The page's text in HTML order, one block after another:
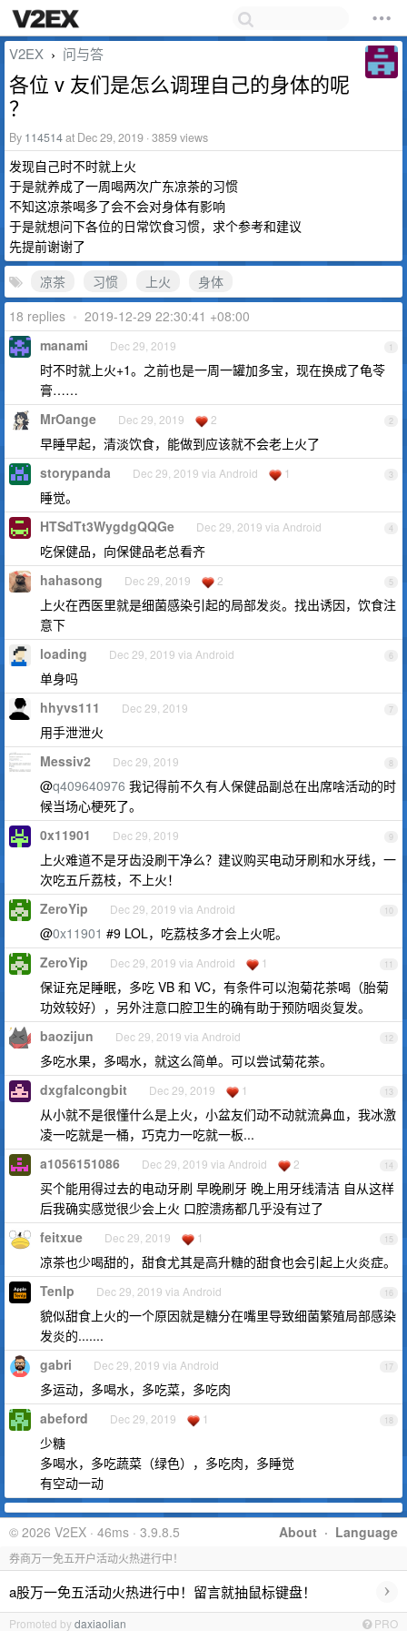
V2EX › 问与答
各位 v 友们是怎么调理自己的身体的呢
？
By 114514at Dec 29, 2019 · 3859 views
发现自己时不时就上火
于是就养成了一周喝两次广东凉茶的习惯
不知这凉茶喝多了会不会对身体有影响
于是就想问下各位的日常饮食习惯，求个参考和建议
先提前谢谢了
凉茶
习惯 上火
身体
18 replies • 2019-12-29 22:30:41 +08:00
1
manami Dec 29, 2019
时不时就上火+1。之前也是一周一罐加多宝，现在换成了龟苓
膏……
2
MrOange Dec 29, 2019 2
早睡早起，清淡饮食，能做到应该就不会老上火了
3
storypanda Dec 29, 2019 via Android 1
睡觉。
4
HTSdTt3WygdgQQGe Dec 29, 2019 via Android
吃保健品，向保健品老总看齐
5
hahasong Dec 29, 2019 2
上火在西医里就是细菌感染引起的局部发炎。找出诱因，饮食注
意下
6
loading Dec 29, 2019 via Android
单身吗
7
hhyvs111 Dec 29, 2019
用手泄泄火
8
Messiv2 Dec 29, 2019
@q409640976 我记得前不久有人保健品副总在出席啥活动的时
候当场心梗死了。
9
0x11901 Dec 29, 2019
上火难道不是牙齿没刷干净么？建议购买电动牙刷和水牙线，一
次吃五斤荔枝，不上火！
10
ZeroYip Dec 29, 2019 via Android
@0x11901 #9 LOL，吃荔枝多才会上火呢。
11
ZeroYip Dec 29, 2019 via Android 1
保证充足睡眠，多吃 VB 和 VC，有条件可以泡菊花茶喝（胎菊
功效较好），另外注意口腔卫生的确有助于预防咽炎复发。
12
baozijun Dec 29, 2019 via Android
多吃水果，多喝水，就这么简单。可以尝试菊花茶。
13
dxgfalcongbit Dec 29, 2019 1
从小就不是很懂什么是上火，小盆友们动不动就流鼻血，我冰激
凌一吃就是一桶，巧克力一吃就一板...
14
a1056151086 Dec 29, 2019 via Android 2
买个能用得过去的电动牙刷 早晚刷牙 晚上用牙线清洁 自从这样
后我确实感觉很少会上火 口腔溃疡都几乎没有过了
15
feitxue Dec 29, 2019 1
凉茶也少喝甜的，甜食尤其是高升糖的甜食也会引起上火炎症。
16
Tenlp Dec 29, 2019 via Android
貌似甜食上火的一个原因就是糖分在嘴里导致细菌繁殖局部感染
发炎的.......
17
gabri Dec 29, 2019 via Android
多运动，多喝水，多吃菜，多吃肉
18
abeford Dec 29, 2019 1
少糖
多喝水，多吃蔬菜（绿色），多吃肉，多睡觉
有空动一动
About · Language
© 2026 V2EX · 46ms · 3.9.8.5
券商万一免五开户活动火热进行中！
a股万一免五活动火热进行中！留言就抽鼠标键盘！ ›
Promoted bydaxiaolian PRO